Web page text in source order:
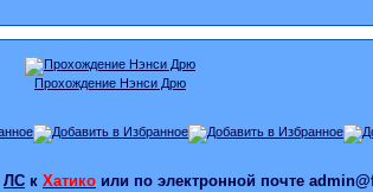
Прохождение Нэнси Дрю
ЛС к Хатико или по электронной почте